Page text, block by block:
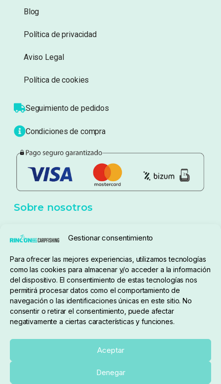
Gestionar consentimiento
Para ofrecer las mejores experiencias, utilizamos tecnologías
como las cookies para almacenar y/o acceder a la información
del dispositivo. El consentimiento de estas tecnologías nos
permitirá procesar datos como el comportamiento de
navegación o las identificaciones únicas en este sitio. No
consentir o retirar el consentimiento, puede afectar
negativamente a ciertas características y funciones.
Aceptar
Denegar
Información
Sobre nosotros
Atención al cliente
Blog
Política de privacidad
Aviso Legal
Sobre nosotros